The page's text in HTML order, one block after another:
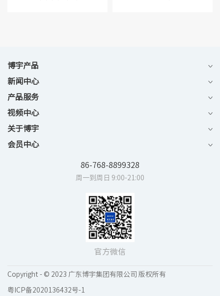
博宇产品
新闻中心
产品服务
视频中心
关于博宇
会员中心
86-768-8899328
周一到周日 9:00-21:00
官方微信
Copyright - © 2023 广东博宇集团有限公司 版权所有
粤ICP备2020136432号-1